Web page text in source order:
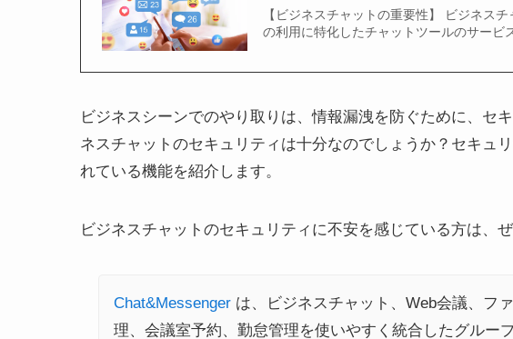
【ビジネスチャットの重要性】 ビジネス
の利用に特化したチャットツールのサービ
ビジネスシーンでのやり取りは、情報漏洩を防ぐために、セ
ネスチャットのセキュリティは十分なのでしょうか？セキュ
れている機能を紹介します。
ビジネスチャットのセキュリティに不安を感じている方は、
Chat&Messenger は、ビジネスチャット、Web会議、フ
理、会議室予約、勤怠管理を使いやすく統合したグルー